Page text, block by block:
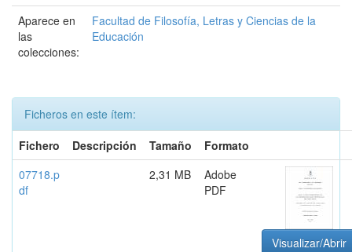
Aparece en
las
colecciones:
Facultad de Filosofía, Letras y Ciencias de la
Educación
Ficheros en este ítem:
Fichero
Descripción Tamaño
Formato
07718.p
df
2,31 MB
Adobe
PDF
Visualizar/Abrir